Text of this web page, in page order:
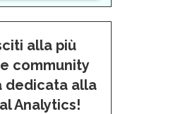
alla più
community
dedicata alla
Analytics!